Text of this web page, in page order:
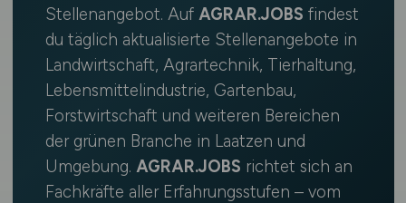
Stellenangebot. Auf AGRAR.JOBS findest
du täglich aktualisierte Stellenangebote in
Landwirtschaft, Agrartechnik, Tierhaltung,
Lebensmittelindustrie, Gartenbau,
Forstwirtschaft und weiteren Bereichen
der grünen Branche in Laatzen und
Umgebung. AGRAR.JOBS richtet sich an
Fachkräfte aller Erfahrungsstufen – vom